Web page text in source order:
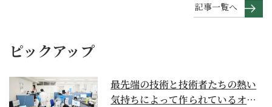
記事一覧へ
ピックアップ
最先端の技術と技術者たちの熱い
気持ちによって作られているオー